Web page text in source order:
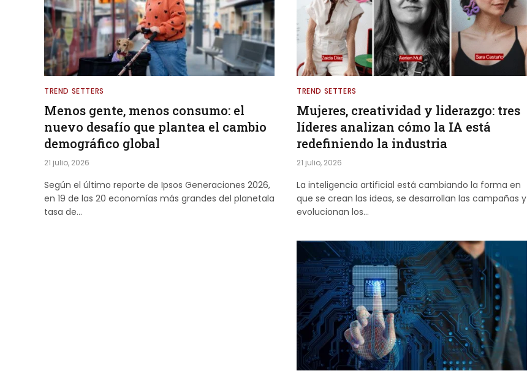
TREND SETTERS
Menos gente, menos consumo: el
nuevo desafío que plantea el cambio
demográfico global
21 julio, 2026
Según el último reporte de Ipsos Generaciones 2026,
en 19 de las 20 economías más grandes del planetala
tasa de…
TREND SETTERS
Mujeres, creatividad y liderazgo: tres
líderes analizan cómo la IA está
redefiniendo la industria
21 julio, 2026
La inteligencia artificial está cambiando la forma en
que se crean las ideas, se desarrollan las campañas y
evolucionan los…